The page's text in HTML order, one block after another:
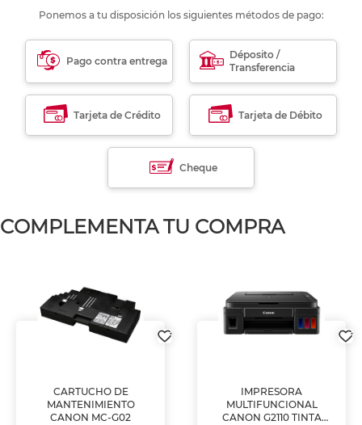
Ponemos a tu disposición los siguientes métodos de pago:
Pago contra entrega
Déposito /
Transferencia
Tarjeta de Crédito Tarjeta de Débito
Cheque
COMPLEMENTA TU COMPRA
CARTUCHO DE
MANTENIMIENTO
CANON MC-G02
IMPRESORA
MULTIFUNCIONAL
CANON G2110 TINTA